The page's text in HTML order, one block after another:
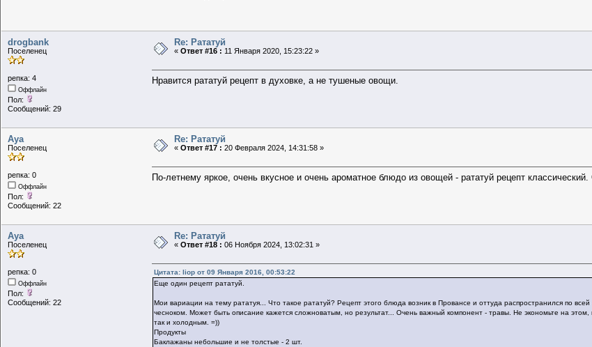
drogbank
Поселенец
репка: 4
Оффлайн
Пол:
Сообщений: 29
Re: Рататуй
«Ответ #16 : 11 Января 2020, 15:23:22 »
Нравится рататуй рецептв духовке, а не тушеные овощи.
Aya
Поселенец
репка: 0
Оффлайн
Пол:
Сообщений: 22
Re: Рататуй
«Ответ #17 : 20 Февраля 2024, 14:31:58 »
По-летнему яркое, очень вкусное и очень ароматное блюдо из овощей - рататуй рецепт классический.
Aya
Поселенец
репка: 0
Оффлайн
Пол:
Сообщений: 22
Re: Рататуй
«Ответ #18 : 06 Ноября 2024, 13:02:31 »
Цитата: liop от 09 Января 2016, 00:53:22
Еще один рецепт рататуй
Мои вариации на тему рататуя... Что такое рататуй? Рецепт этого блюда возник в Провансе и оттуда распространился по
чесноком. Может быть описание кажется сложноватым, но результат... Очень важный компонент - травы. Не экономьте на
так и холодным. =))
Продукты
Баклажаны небольшие и не толстые - 2 шт.